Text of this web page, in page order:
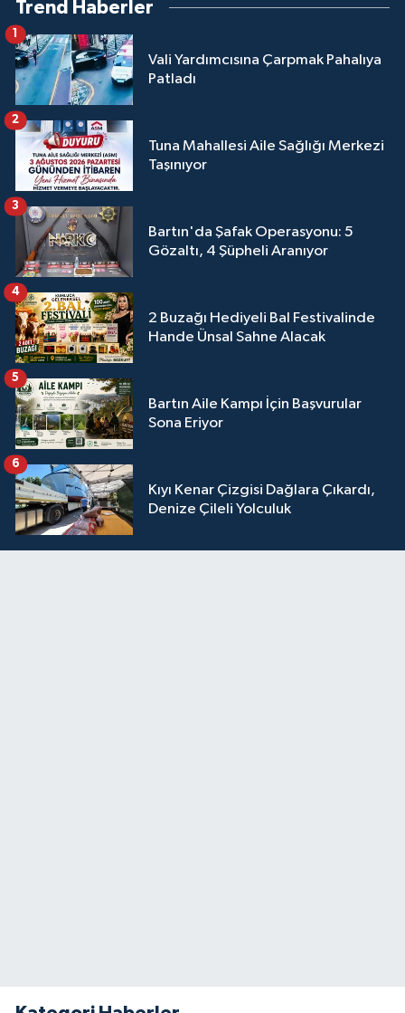
Trend Haberler
Vali Yardımcısına Çarpmak Pahalıya
Patladı
1
Tuna Mahallesi Aile Sağlığı Merkezi
Taşınıyor
2
Bartın'da Şafak Operasyonu: 5
Gözaltı, 4 Şüpheli Aranıyor
3
2 Buzağı Hediyeli Bal Festivalinde
Hande Ünsal Sahne Alacak
4
Bartın Aile Kampı İçin Başvurular
Sona Eriyor
5
Kıyı Kenar Çizgisi Dağlara Çıkardı,
Denize Çileli Yolculuk
6